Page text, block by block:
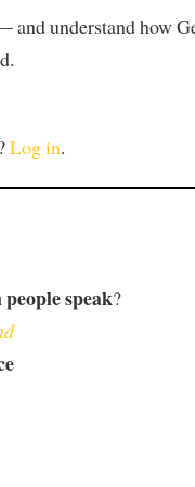
and understand how
Log in.
speak?